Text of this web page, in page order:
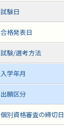
試験日
合格発表日
試験/選考方法
入学年月
出願区分
個別資格審査の締切日